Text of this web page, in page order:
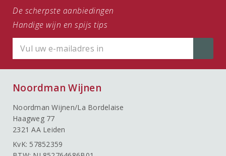
De scherpste aanbiedingen
Handige wijn en spijs tips
Noordman Wijnen
Noordman Wijnen/La Bordelaise
Haagweg 77
2321 AA Leiden
KvK: 57852359